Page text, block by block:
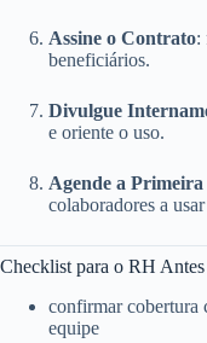
Assine o Contrato:
beneficiários.
Divulgue
e oriente o uso.
Agende a
colaboradores a
Checklist para o RH
confirmar cobertura
equipe